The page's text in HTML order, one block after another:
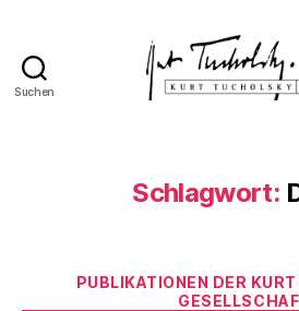
Suchen
Schlagwort:
PUBLIKATIONEN DER